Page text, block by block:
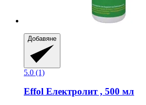
Добавяне
5.0 (1)
Effol Електролит , 500 мл